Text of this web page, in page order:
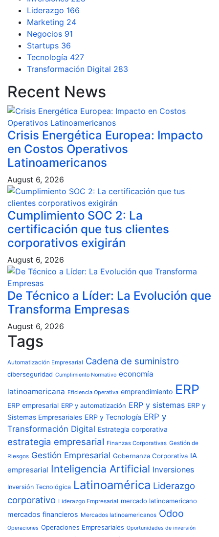
Liderazgo 166
Marketing 24
Negocios 91
Startups 36
Tecnología 427
Transformación Digital 283
Recent News
Crisis Energética Europea: Impacto
en Costos Operativos
Latinoamericanos
August 6, 2026
Cumplimiento SOC 2: La
certificación que tus clientes
corporativos exigirán
August 6, 2026
De Técnico a Líder: La Evolución que
Transforma Empresas
August 6, 2026
Tags
Automatización Empresarial Cadena de suministro
ciberseguridad Cumplimiento Normativo economía
latinoamericana Eficiencia Operativa emprendimiento ERP
ERP empresarial ERP y automatización ERP y sistemas ERP y
Sistemas Empresariales ERP y Tecnología ERP y
Transformación Digital Estrategia corporativa
estrategia empresarial Finanzas Corporativas Gestión de
Riesgos Gestión Empresarial Gobernanza Corporativa IA
empresarial Inteligencia Artificial Inversiones
Inversión Tecnológica Latinoamérica Liderazgo
corporativo Liderazgo Empresarial mercado latinoamericano
mercados financieros Mercados latinoamericanos Odoo
Operaciones Operaciones Empresariales Oportunidades de inversión